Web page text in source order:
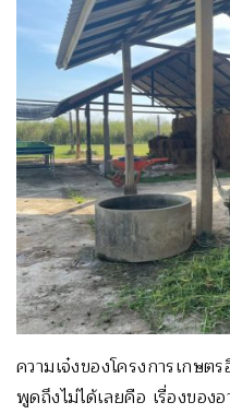
ความเจ๋งของโครงการเกษ
พูดถึงไม่ได้เลยคือ เรื่องขอ